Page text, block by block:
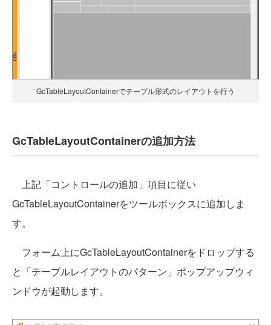
GcTableLayoutContainerでテーブル形式のレイアウトを行う
GcTableLayoutContainerの追加方法
上記「コントロールの追加」項目に従い
GcTableLayoutContainerをツールボックスに追加しま
す。
フォーム上にGcTableLayoutContainerをドロップする
と「テーブルレイアウトのパターン」ポップアップウィ
ンドウが起動します。